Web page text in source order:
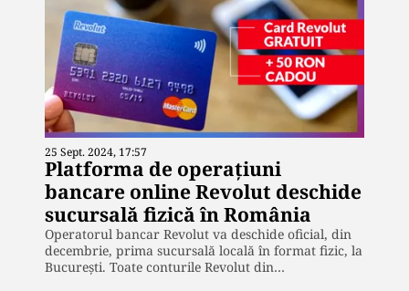
25 Sept. 2024, 17:57
Platforma de operațiuni
bancare online Revolut deschide
sucursală fizică în România
Operatorul bancar Revolut va deschide oficial, din
decembrie, prima sucursală locală în format fizic, la
București. Toate conturile Revolut din…